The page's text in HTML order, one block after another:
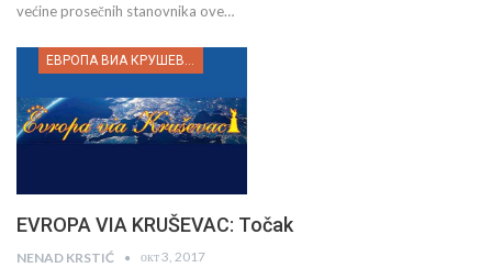
većine prosečnih stanovnika ove…
EVROPA VIA KRUŠEVAC: Točak
NENAD KRSTIĆ окт 3, 2017